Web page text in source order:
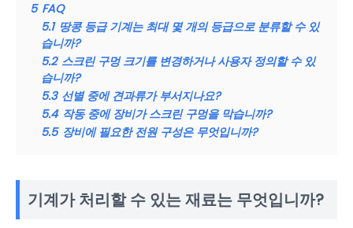
5 FAQ
5.1 땅콩 등급 기계는 최대 몇 개의 등급으로 분류할 수 있
습니까?
5.2 스크린 구멍 크기를 변경하거나 사용자 정의할 수 있
습니까?
5.3 선별 중에 견과류가 부서지나요?
5.4 작동 중에 장비가 스크린 구멍을 막습니까?
5.5 장비에 필요한 전원 구성은 무엇입니까?
기계가 처리할 수 있는 재료는 무엇입니까?